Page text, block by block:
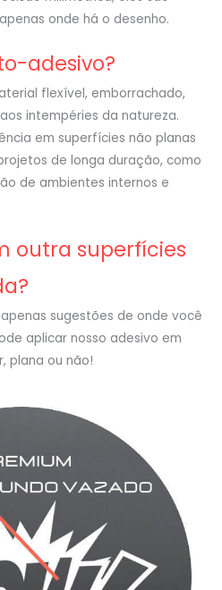
onde há o desenho.
adesivo?
flexível, emborrachado,
intempéries da natureza.
em superfícies não planas
de longa duração, como
de ambientes internos e
outra superfícies
sugestões de onde você
aplicar nosso adesivo em
plana ou não!